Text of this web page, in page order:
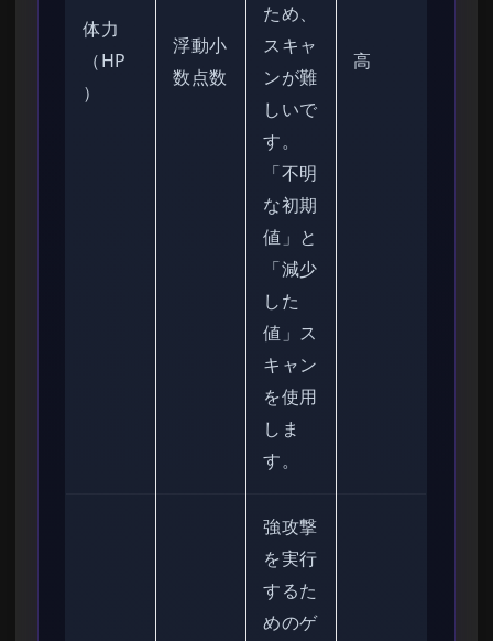
体力
（HP
）
浮動小
数点数
ため、
スキャ
ンが難
しいで
す。
「不明
な初期
値」と
「減少
した
値」ス
キャン
を使用
しま
す。
高
強攻撃
を実行
するた
めのゲ